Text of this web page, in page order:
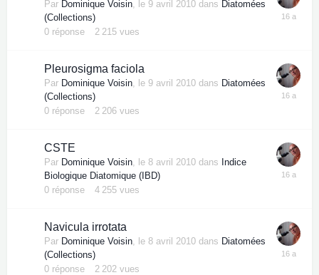
Par Dominique Voisin, le 9 avril 2010 dans Diatomées
(Collections)
0 réponse 2 215 vues
Pleurosigma faciola
Par Dominique Voisin, le 9 avril 2010 dans Diatomées
(Collections)
0 réponse 2 206 vues
CSTE
Par Dominique Voisin, le 8 avril 2010 dans Indice
Biologique Diatomique (IBD)
0 réponse 4 255 vues
Navicula irrotata
Par Dominique Voisin, le 8 avril 2010 dans Diatomées
(Collections)
0 réponse 2 202 vues